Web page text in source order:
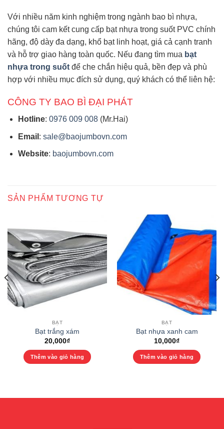
Với nhiều năm kinh nghiệm trong ngành bao bì nhựa,
chúng tôi cam kết cung cấp bạt nhựa trong suốt PVC chính
hãng, độ dày đa dạng, khổ bạt linh hoạt, giá cả cạnh tranh
và hỗ trợ giao hàng toàn quốc. Nếu đang tìm mua bạt
nhựa trong suốt để che chắn hiệu quả, bền đẹp và phù
hợp với nhiều mục đích sử dụng, quý khách có thể liên hệ:
CÔNG TY BAO BÌ ĐẠI PHÁT
Hotline: 0976 009 008(Mr.Hai)
Email : sale@baojumbovn.com
Website: baojumbovn.com
SẢN PHẨM TƯƠNG TỰ
BẠT
Bạt trắng xám
20,000₫
Thêm vào giỏ hàng
BẠT
Bạt nhựa xanh cam
10,000₫
Thêm vào giỏ hàng